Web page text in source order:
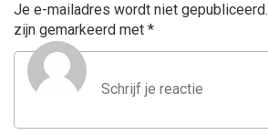
Je e-mailadres wordt niet gepubliceerd.
zijn gemarkeerd met *